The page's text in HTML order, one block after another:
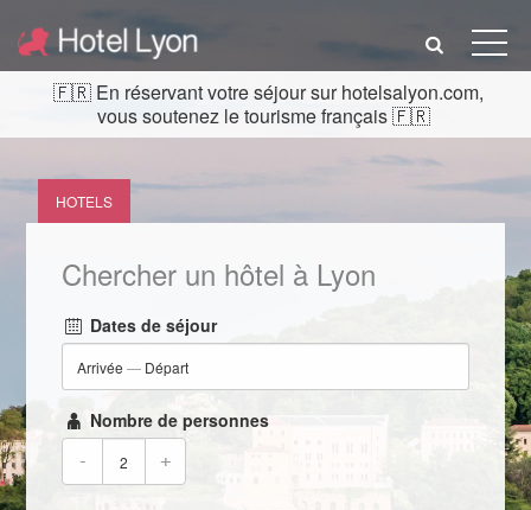
En réservant votre séjour sur hotelsalyon.com,
vous soutenez le tourisme français
HOTELS
Chercher un hôtel à Lyon
Dates de séjour
Arrivée— Départ
Nombre de personnes
- +